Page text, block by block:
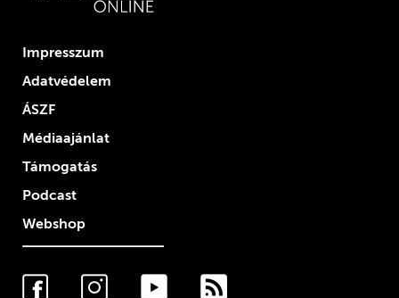
Impresszum
Adatvédelem
ÁSZF
Médiaajánlat
Támogatás
Podcast
Webshop